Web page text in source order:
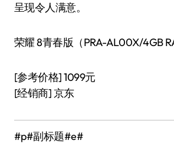
呈现令人满意。
荣耀 8青春版（PRA-AL00X/4GB
[参考价格] 1099元
[经销商] 京东
#p#副标题#e#